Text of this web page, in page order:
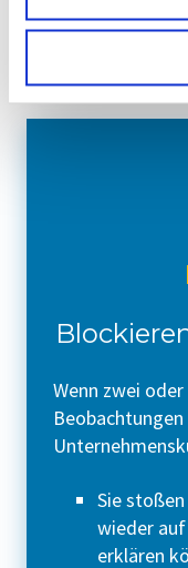
Unternehmens
Wenn zwei
Sie
wieder
erklären